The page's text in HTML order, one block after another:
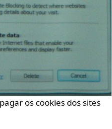
os cookies dos sites